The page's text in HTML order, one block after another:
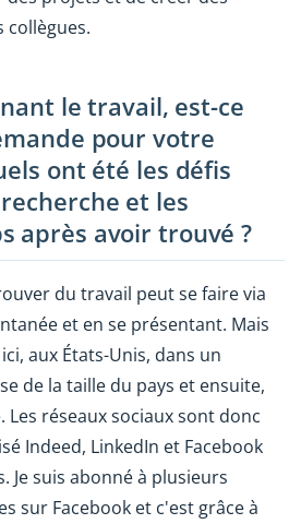
collègues.
le travail, est-ce
pour votre
ont été les défis
et les
après avoir trouvé ?
du travail peut se faire via
et en se présentant. Mais
aux États-Unis, dans un
de la taille du pays et ensuite,
Les réseaux sociaux sont donc
Indeed, LinkedIn et Facebook
Je suis abonné à plusieurs
sur Facebook et c'est grâce à